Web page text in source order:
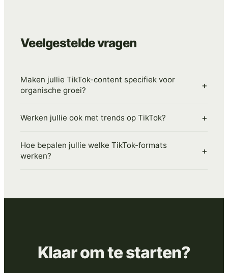
Veelgestelde vragen
Maken jullie TikTok-content specifiek voor
organische groei?
+
Werken jullie ook met trends op TikTok? +
Hoe bepalen jullie welke TikTok-formats
werken?
+
Klaar om te starten?